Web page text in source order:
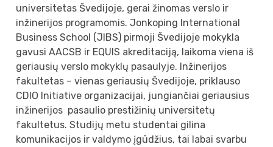
universitetas Švedijoje, gerai žinomas verslo ir
inžinerijos programomis. Jonkoping International
Business School (JIBS) pirmoji Švedijoje mokykla
gavusi AACSB ir EQUIS akreditaciją, laikoma viena iš
geriausių verslo mokyklų pasaulyje. Inžinerijos
fakultetas – vienas geriausių Švedijoje, priklauso
CDIO Initiative organizacijai, jungiančiai geriausius
inžinerijos pasaulio prestižinių universitetų
fakultetus. Studijų metu studentai gilina
komunikacijos ir valdymo įgūdžius, tai labai svarbu